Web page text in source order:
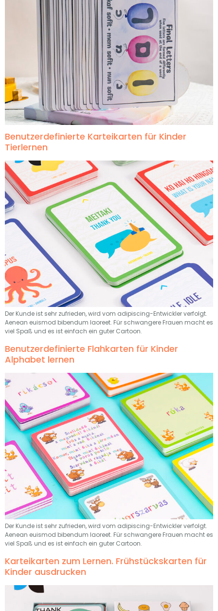
Benutzerdefinierte Karteikarten für Kinder
Tierlernen
Der Kunde ist sehr zufrieden, wird vom adipiscing-Entwickler verfolgt.
Aenean euismod bibendum laoreet. Für schwangere Frauen macht es
viel Spaß und es ist einfach ein guter Cartoon.
Benutzerdefinierte Flahkarten für Kinder
Alphabet lernen
Der Kunde ist sehr zufrieden, wird vom adipiscing-Entwickler verfolgt.
Aenean euismod bibendum laoreet. Für schwangere Frauen macht es
viel Spaß und es ist einfach ein guter Cartoon.
Karteikarten zum Lernen. Frühstückskarten für
Kinder ausdrucken